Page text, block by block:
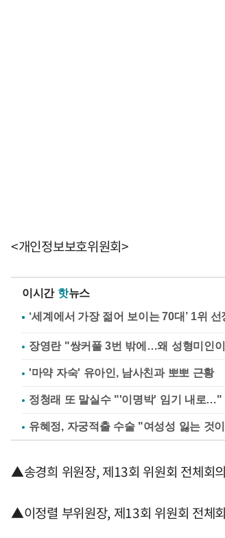
<개인정보보호위원회>
이시간 핫뉴스
장영란 "쌍커풀 3번 밖에…왜 성형미인
'마약 자숙' 유아인, 남사친과 뽀뽀 근황
정청래 또 말실수 "'이명박' 임기 내로…"
유혜정, 자궁적출 수술 "여성성 잃는 것
▲송경희 위원장, 제13회 위원회 전체회
▲이정렬 부위원장, 제13회 위원회 전체